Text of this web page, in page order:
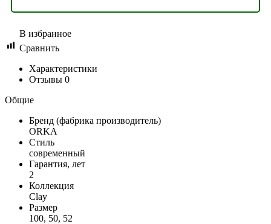
В избранное
Сравнить
Характеристики
Отзывы 0
Общие
Бренд (фабрика производитель)
ORKA
Стиль
современный
Гарантия, лет
2
Коллекция
Clay
Размер
100, 50, 52